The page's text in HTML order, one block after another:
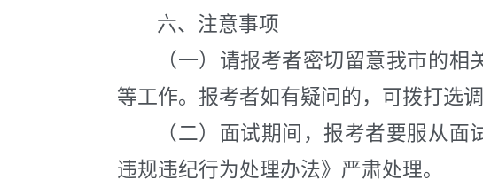
六、注意事项
（一）请报考者密切留意我市的
等工作。报考者如有疑问的，可拨打选
（二）面试期间，报考者要服从
违规违纪行为处理办法》严肃处理。